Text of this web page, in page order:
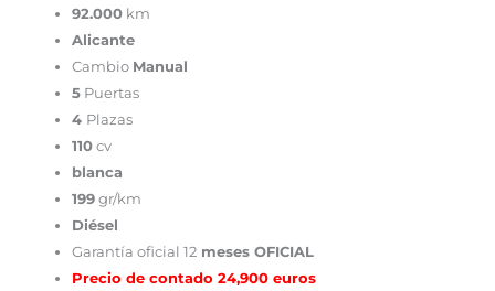
92.000 km
Alicante
Cambio Manual
5 Puertas
4 Plazas
110 cv
blanca
199 gr/km
Diésel
Garantía oficial 12 meses OFICIAL
Precio de contado 24,900 euros